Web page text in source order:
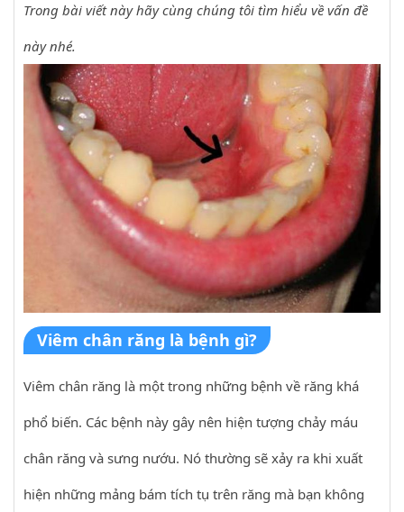
Trong bài viết này hãy cùng chúng tôi tìm hiểu về vấn đề
này nhé.
Viêm chân răng là bệnh gì?
Viêm chân răng là một trong những bệnh về răng khá
phổ biến. Các bệnh này gây nên hiện tượng chảy máu
chân răng và sưng nướu. Nó thường sẽ xảy ra khi xuất
hiện những mảng bám tích tụ trên răng mà bạn không